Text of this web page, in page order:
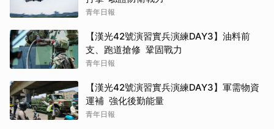
青年日報
【漢光42號演習實兵演練DAY3】油料前
支、跑道搶修 鞏固戰力
青年日報
【漢光42號演習實兵演練DAY3】軍需物資
運補 強化後勤能量
青年日報